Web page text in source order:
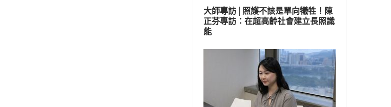
大師專訪 | 照護不該是單向犧牲！陳
正芬專訪：在超高齡社會建立長照識
能